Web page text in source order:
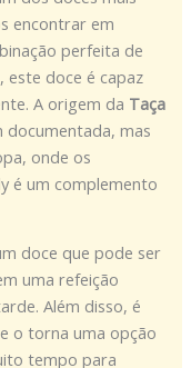
encontrar em
perfeita de
este doce é capaz
A origem da Taça
documentada, mas
onde os
é um complemento
doce que pode ser
uma refeição
Além disso, é
o torna uma opção
tempo para